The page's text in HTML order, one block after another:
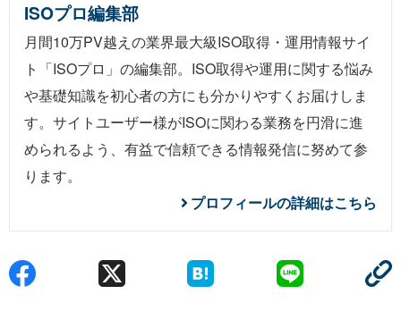
ISOプロ編集部
月間10万PV越えの業界最大級ISO取得・運用情報サイ
ト「ISOプロ」の編集部。ISO取得や運用に関する悩み
や基礎知識を初心者の方にも分かりやすくお届けしま
す。サイトユーザー様がISOに関わる業務を円滑に進
められるよう、有益で信頼できる情報発信に努めて参
ります。
プロフィールの詳細はこちら